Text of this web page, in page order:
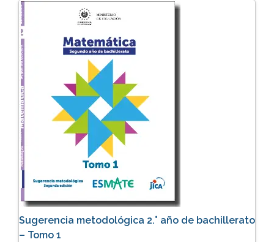
Sugerencia metodológica 2.° año de bachillerato
– Tomo 1